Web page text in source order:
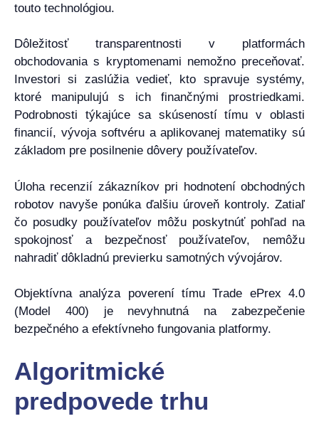
touto technológiou.
Dôležitosť transparentnosti v platformách
obchodovania s kryptomenami nemožno preceňovať.
Investori si zaslúžia vedieť, kto spravuje systémy,
ktoré manipulujú s ich finančnými prostriedkami.
Podrobnosti týkajúce sa skúseností tímu v oblasti
financií, vývoja softvéru a aplikovanej matematiky sú
základom pre posilnenie dôvery používateľov.
Úloha recenzií zákazníkov pri hodnotení obchodných
robotov navyše ponúka ďalšiu úroveň kontroly. Zatiaľ
čo posudky používateľov môžu poskytnúť pohľad na
spokojnosť a bezpečnosť používateľov, nemôžu
nahradiť dôkladnú previerku samotných vývojárov.
Objektívna analýza poverení tímu Trade ePrex 4.0
(Model 400) je nevyhnutná na zabezpečenie
bezpečného a efektívneho fungovania platformy.
Algoritmické
predpovede trhu